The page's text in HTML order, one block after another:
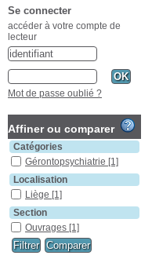
Se connecter
accéder à votre compte de
lecteur
Mot de passe oublié ?
Affiner ou comparer
Catégories
Gérontopsychiatrie [1]
Localisation
Liège [1]
Section
Ouvrages [1]